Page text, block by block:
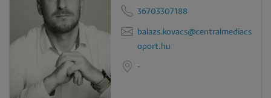
36703307188
balazs.kovacs@centralmediacs
oport.hu
-